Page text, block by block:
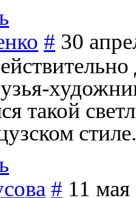
# 30
такой
стиле.
# 11